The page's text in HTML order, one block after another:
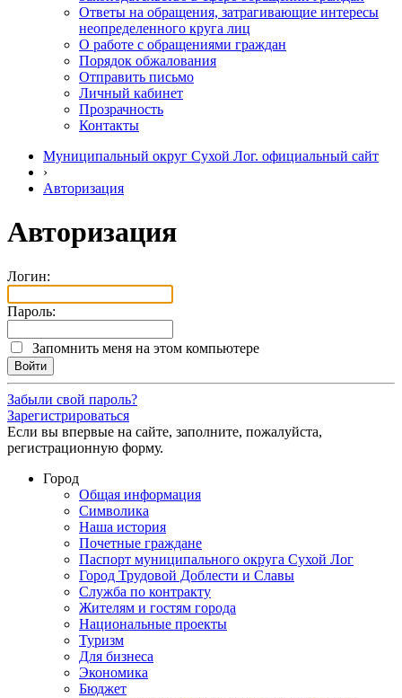
Ответы на обращения, затрагивающие интересы
неопределенного круга лиц
О работе с обращениями граждан
Порядок обжалования
Отправить письмо
Личный кабинет
Прозрачность
Контакты
Муниципальный округ Сухой Лог. официальный сайт
›
Авторизация
Авторизация
Логин:
Пароль:
Запомнить меня на этом компьютере
Забыли свой пароль?
Зарегистрироваться
Если вы впервые на сайте, заполните, пожалуйста,
регистрационную форму.
Город
Общая информация
Символика
Наша история
Почетные граждане
Паспорт муниципального округа Сухой Лог
Город Трудовой Доблести и Славы
Служба по контракту
Жителям и гостям города
Национальные проекты
Туризм
Для бизнеса
Экономика
Бюджет